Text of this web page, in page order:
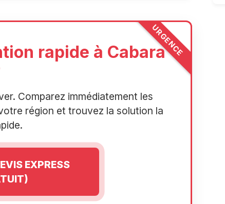
URGENCE
rapide à Cabara
Comparez immédiatement les
région et trouvez la solution la
EXPRESS